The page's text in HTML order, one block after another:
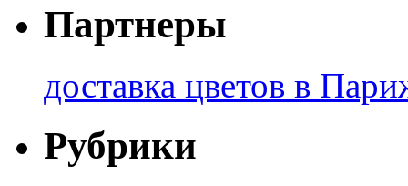
Партнеры
доставка цветов в
Рубрики